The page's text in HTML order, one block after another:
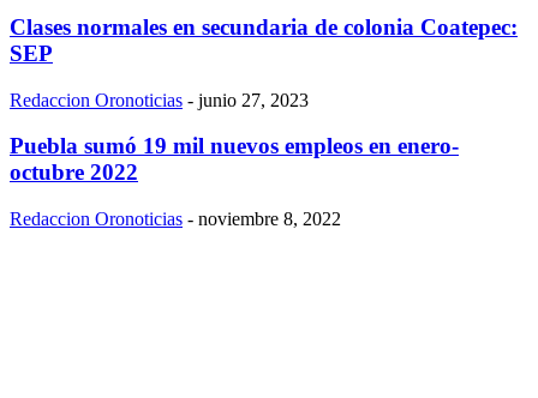
Clases normales en secundaria de colonia Coatepec:
SEP
Redaccion Oronoticias - junio 27, 2023
Puebla sumó 19 mil nuevos empleos en enero-
octubre 2022
Redaccion Oronoticias - noviembre 8, 2022